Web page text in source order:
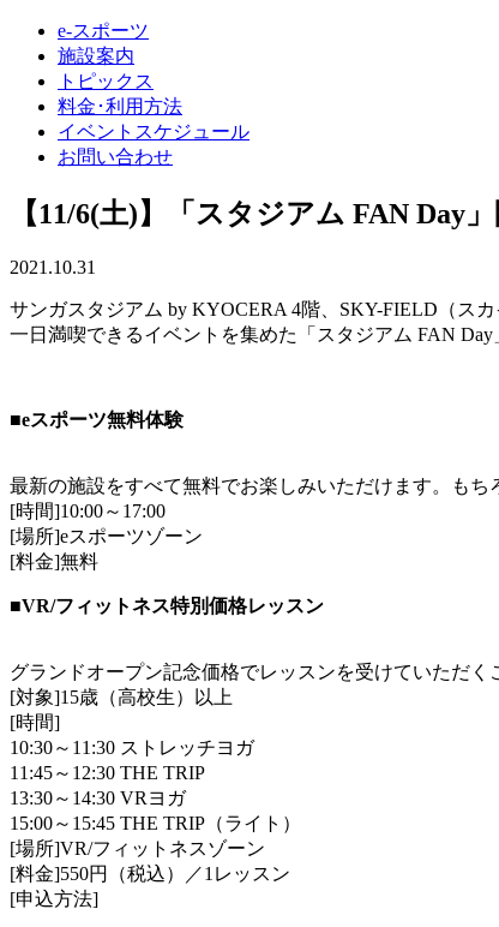
e-スポーツ
施設案内
トピックス
料金･利用方法
イベントスケジュール
お問い合わせ
【11/6(土)】「スタジアム FAN Day
2021.10.31
サンガスタジアム by KYOCERA 4階、SKY-FIELD（ス
一日満喫できるイベントを集めた「スタジアム FAN
■eスポーツ無料体験
最新の施設をすべて無料でお楽しみいただけます。もち
[時間]10:00～17:00
[場所]eスポーツゾーン
[料金]無料
■VR/フィットネス特別価格レッスン
グランドオープン記念価格でレッスンを受けていただく
[対象]15歳（高校生）以上
[時間]
10:30～11:30 ストレッチヨガ
11:45～12:30 THE TRIP
13:30～14:30 VRヨガ
15:00～15:45 THE TRIP（ライト）
[場所]VR/フィットネスゾーン
[料金]550円（税込）／1レッスン
[申込方法]